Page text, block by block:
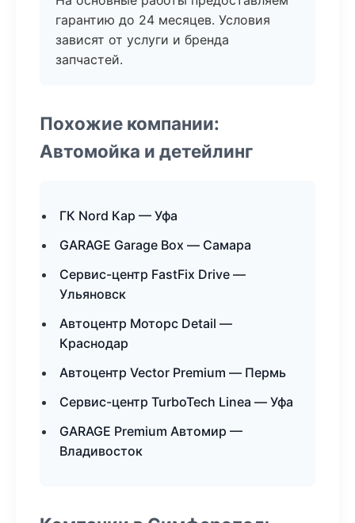
гарантию до 24 месяцев. Условия
зависят от услуги и бренда
запчастей.
Похожие компании:
Автомойка и детейлинг
ГК Nord Кар — Уфа
GARAGE Garage Box — Самара
Сервис-центр FastFix Drive —
Ульяновск
Автоцентр Моторс Detail —
Краснодар
Автоцентр Vector Premium — Пермь
Сервис-центр TurboTech Linea — Уфа
GARAGE Premium Автомир —
Владивосток